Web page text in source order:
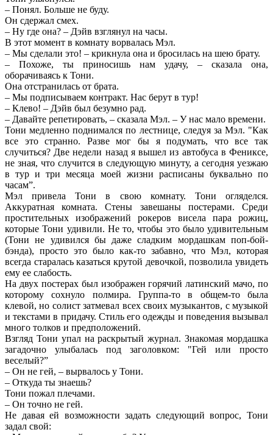
– Понял. Больше не буду.
Он сдержал смех.
– Ну где она? – Дэйв взглянул на часы.
В этот момент в комнату ворвалась Мэл.
– Мы сделали это! – крикнула она и бросилась на шею брату.
– Похоже, ты приносишь нам удачу, – сказала она,
оборачиваясь к Тони.
Она отстранилась от брата.
– Мы подписываем контракт. Нас берут в тур!
– Клево! – Дэйв был безумно рад.
– Давайте репетировать, – сказала Мэл. – У нас мало времени.
Тони медленно поднимался по лестнице, следуя за Мэл. "Как
все это странно. Разве мог бы я подумать, что все так
случиться? Две недели назад я вышел из автобуса в Фениксе,
не зная, что случится в следующую минуту, а сегодня уезжаю
в тур и три месяца моей жизни расписаны буквально по
часам”.
Мэл привела Тони в свою комнату. Тони огляделся.
Аккуратная комната. Стены завешаны постерами. Среди
простительных изображений рокеров висела пара рожиц,
которые Тони удивили. Не то, чтобы это было удивительным
(Тони не удивился бы даже сладким мордашкам поп-бой-
бэнда), просто это было как-то забавно, что Мэл, которая
всегда старалась казаться крутой девочкой, позволила увидеть
ему ее слабость.
На двух постерах был изображен горячий латинский мачо, по
которому сохнуло полмира. Группа-то в общем-то была
клевой, но солист затмевал всех своих музыкантов, с музыкой
и текстами в придачу. Стиль его одежды и поведения вызывал
много толков и предположений.
Взгляд Тони упал на раскрытый журнал. Знакомая мордашка
загадочно улыбалась под заголовком: "Гей или просто
веселый?”
– Он не гей, – вырвалось у Тони.
– Откуда ты знаешь?
Тони пожал плечами.
– Он точно не гей.
Не давая ей возможности задать следующий вопрос, Тони
задал свой: